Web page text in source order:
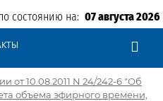
состоянию на: 07 августа 2026
от 10.08.2011 N 24/242-6 "Об
объема эфирного времени,